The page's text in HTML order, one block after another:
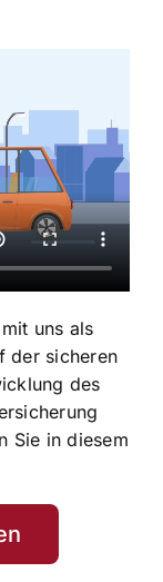
uns als
der sicheren
des
Sie in diesem